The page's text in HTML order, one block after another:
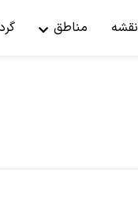
نقشه مناطق